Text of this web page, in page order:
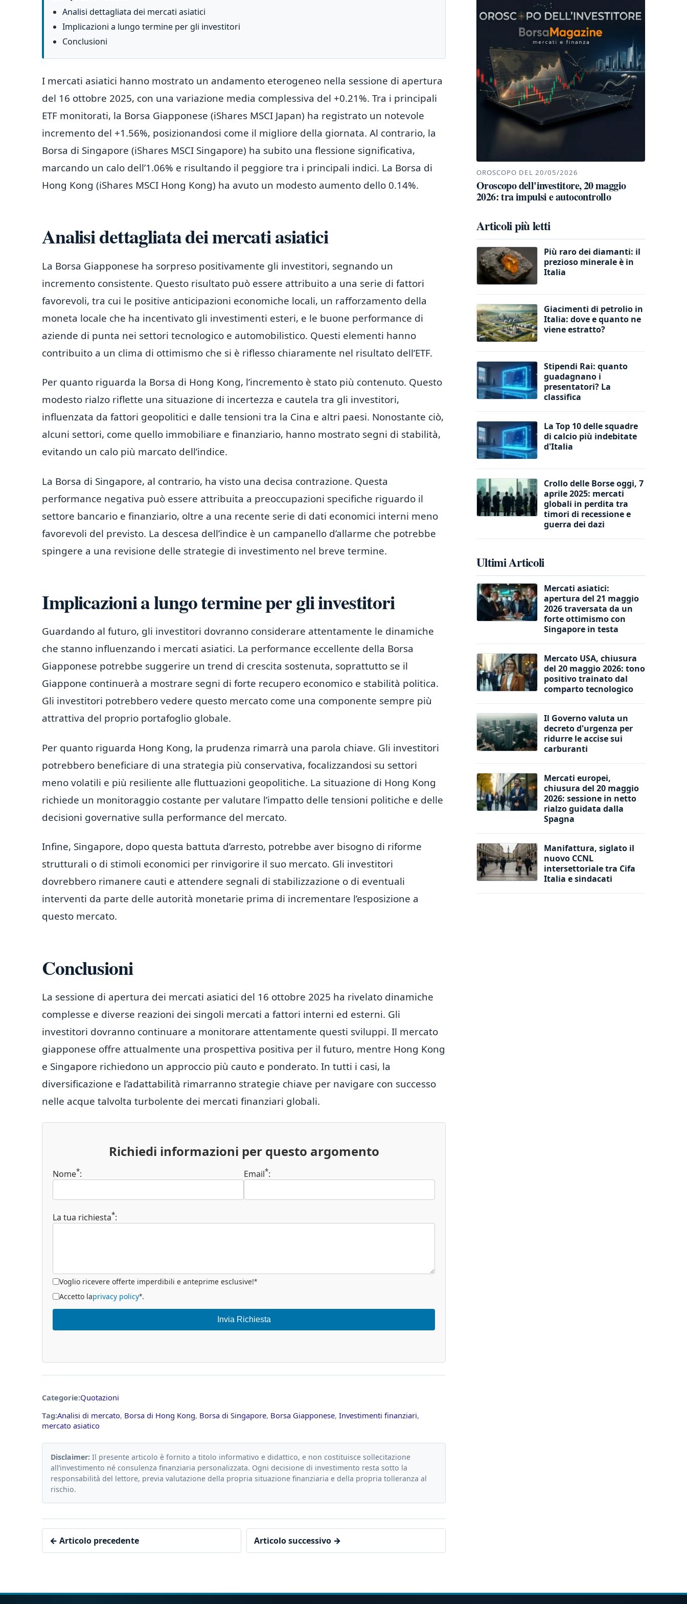
Analisi dettagliata dei mercati asiatici
Implicazioni a lungo termine per gli investitori
Conclusioni
I mercati asiatici hanno mostrato un andamento eterogeneo nella sessione di apertura
del 16 ottobre 2025, con una variazione media complessiva del +0.21%. Tra i principali
ETF monitorati, la Borsa Giapponese (iShares MSCI Japan) ha registrato un notevole
incremento del +1.56%, posizionandosi come il migliore della giornata. Al contrario, la
Borsa di Singapore (iShares MSCI Singapore) ha subito una flessione significativa,
marcando un calo dell’1.06% e risultando il peggiore tra i principali indici. La Borsa di
Hong Kong (iShares MSCI Hong Kong) ha avuto un modesto aumento dello 0.14%.
Analisi dettagliata dei mercati asiatici
La Borsa Giapponese ha sorpreso positivamente gli investitori, segnando un
incremento consistente. Questo risultato può essere attribuito a una serie di fattori
favorevoli, tra cui le positive anticipazioni economiche locali, un rafforzamento della
moneta locale che ha incentivato gli investimenti esteri, e le buone performance di
aziende di punta nei settori tecnologico e automobilistico. Questi elementi hanno
contribuito a un clima di ottimismo che si è riflesso chiaramente nel risultato dell’ETF.
Per quanto riguarda la Borsa di Hong Kong, l’incremento è stato più contenuto. Questo
modesto rialzo riflette una situazione di incertezza e cautela tra gli investitori,
influenzata da fattori geopolitici e dalle tensioni tra la Cina e altri paesi. Nonostante ciò,
alcuni settori, come quello immobiliare e finanziario, hanno mostrato segni di stabilità,
evitando un calo più marcato dell’indice.
La Borsa di Singapore, al contrario, ha visto una decisa contrazione. Questa
performance negativa può essere attribuita a preoccupazioni specifiche riguardo il
settore bancario e finanziario, oltre a una recente serie di dati economici interni meno
favorevoli del previsto. La descesa dell’indice è un campanello d’allarme che potrebbe
spingere a una revisione delle strategie di investimento nel breve termine.
Implicazioni a lungo termine per gli investitori
Guardando al futuro, gli investitori dovranno considerare attentamente le dinamiche
che stanno influenzando i mercati asiatici. La performance eccellente della Borsa
Giapponese potrebbe suggerire un trend di crescita sostenuta, soprattutto se il
Giappone continuerà a mostrare segni di forte recupero economico e stabilità politica.
Gli investitori potrebbero vedere questo mercato come una componente sempre più
attrattiva del proprio portafoglio globale.
Per quanto riguarda Hong Kong, la prudenza rimarrà una parola chiave. Gli investitori
potrebbero beneficiare di una strategia più conservativa, focalizzandosi su settori
meno volatili e più resiliente alle fluttuazioni geopolitiche. La situazione di Hong Kong
richiede un monitoraggio costante per valutare l’impatto delle tensioni politiche e delle
decisioni governative sulla performance del mercato.
Infine, Singapore, dopo questa battuta d’arresto, potrebbe aver bisogno di riforme
strutturali o di stimoli economici per rinvigorire il suo mercato. Gli investitori
dovrebbero rimanere cauti e attendere segnali di stabilizzazione o di eventuali
interventi da parte delle autorità monetarie prima di incrementare l’esposizione a
questo mercato.
Conclusioni
La sessione di apertura dei mercati asiatici del 16 ottobre 2025 ha rivelato dinamiche
complesse e diverse reazioni dei singoli mercati a fattori interni ed esterni. Gli
investitori dovranno continuare a monitorare attentamente questi sviluppi. Il mercato
giapponese offre attualmente una prospettiva positiva per il futuro, mentre Hong Kong
e Singapore richiedono un approccio più cauto e ponderato. In tutti i casi, la
diversificazione e l’adattabilità rimarranno strategie chiave per navigare con successo
nelle acque talvolta turbolente dei mercati finanziari globali.
Richiedi informazioni per questo argomento
Nome*: Email*:
La tua richiesta*:
Voglio ricevere offerte imperdibili e anteprime esclusive!*
Accetto laprivacy policy*.
Invia Richiesta
Categorie:Quotazioni
Tag:Analisi di mercato, Borsa di Hong Kong, Borsa di Singapore, Borsa Giapponese, Investimenti finanziari,
mercato asiatico
Disclaimer: Il presente articolo è fornito a titolo informativo e didattico, e non costituisce sollecitazione
all’investimento né consulenza finanziaria personalizzata. Ogni decisione di investimento resta sotto la
responsabilità del lettore, previa valutazione della propria situazione finanziaria e della propria tolleranza al
rischio.
← Articolo precedente Articolo successivo →
OROSCOPO DEL 20/05/2026
Oroscopo dell'investitore, 20 maggio
2026: tra impulsi e autocontrollo
Articoli più letti
Più raro dei diamanti: il
prezioso minerale è in
Italia
Giacimenti di petrolio in
Italia: dove e quanto ne
viene estratto?
Stipendi Rai: quanto
guadagnano i
presentatori? La
classifica
La Top 10 delle squadre
di calcio più indebitate
d'Italia
Crollo delle Borse oggi, 7
aprile 2025: mercati
globali in perdita tra
timori di recessione e
guerra dei dazi
Ultimi Articoli
Mercati asiatici:
apertura del 21 maggio
2026 traversata da un
forte ottimismo con
Singapore in testa
Mercato USA, chiusura
del 20 maggio 2026: tono
positivo trainato dal
comparto tecnologico
Il Governo valuta un
decreto d'urgenza per
ridurre le accise sui
carburanti
Mercati europei,
chiusura del 20 maggio
2026: sessione in netto
rialzo guidata dalla
Spagna
Manifattura, siglato il
nuovo CCNL
intersettoriale tra Cifa
Italia e sindacati